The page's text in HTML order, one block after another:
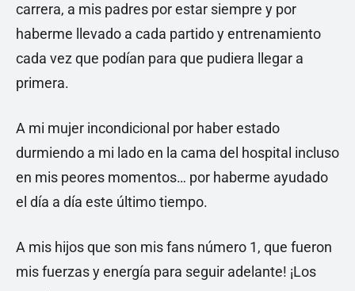
carrera, a mis padres por estar siempre y por
haberme llevado a cada partido y entrenamiento
cada vez que podían para que pudiera llegar a
primera.
A mi mujer incondicional por haber estado
durmiendo a mi lado en la cama del hospital incluso
en mis peores momentos… por haberme ayudado
el día a día este último tiempo.
A mis hijos que son mis fans número 1, que fueron
mis fuerzas y energía para seguir adelante! ¡Los